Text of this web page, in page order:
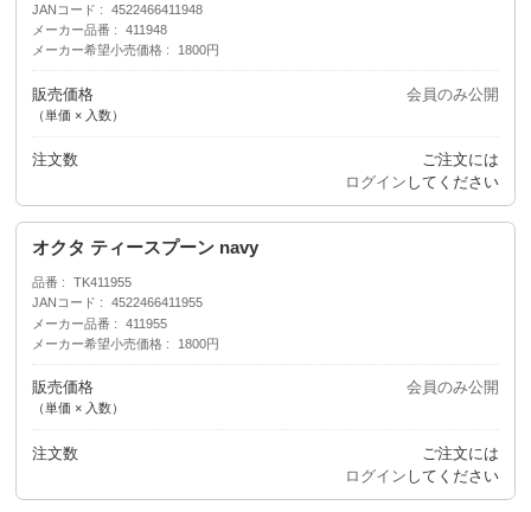
JANコード
4522466411948
メーカー品番
411948
メーカー希望小売価格
1800円
販売価格
（単価 × 入数）
会員のみ公開
注文数
ご注文には
ログイン してください
オクタ ティースプーン navy
品番
TK411955
JANコード
4522466411955
メーカー品番
411955
メーカー希望小売価格
1800円
販売価格
（単価 × 入数）
会員のみ公開
注文数
ご注文には
ログイン してください